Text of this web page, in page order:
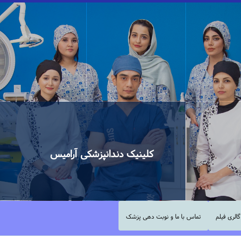
کلینیک دندانپزشکی آرامیس
گالری فیلم تماس با ما و نوبت دهی پزشک